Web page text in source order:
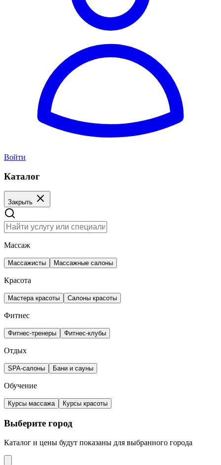
Войти
Каталог
Закрыть
Массаж
Массажисты Массажные салоны
Красота
Мастера красоты Салоны красоты
Фитнес
Фитнес-тренеры Фитнес-клубы
Отдых
SPA-салоны Бани и сауны
Обучение
Курсы массажа Курсы красоты
Выберите город
Каталог и цены будут показаны для выбранного города